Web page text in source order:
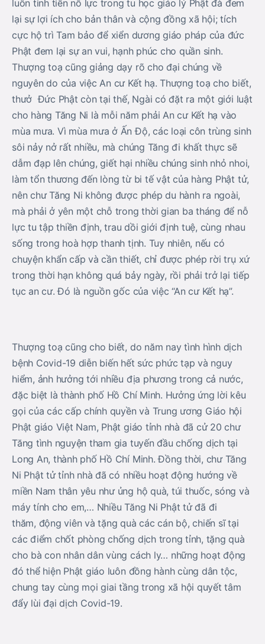
luôn tinh tiến nỗ lực trong tu học giáo lý Phật đà đem
lại sự lợi ích cho bản thân và cộng đồng xã hội; tích
cực hộ trì Tam bảo để xiển dương giáo pháp của đức
Phật đem lại sự an vui, hạnh phúc cho quần sinh.
Thượng toạ cũng giảng dạy rõ cho đại chúng về
nguyên do của việc An cư Kết hạ. Thượng toạ cho biết,
thưở Đức Phật còn tại thế, Ngài có đặt ra một giới luật
cho hàng Tăng Ni là mỗi năm phải An cư Kết hạ vào
mùa mưa. Vì mùa mưa ở Ấn Độ, các loại côn trùng sinh
sôi nảy nở rất nhiều, mà chúng Tăng đi khất thực sẽ
dẫm đạp lên chúng, giết hại nhiều chúng sinh nhỏ nhoi,
làm tổn thương đến lòng từ bi tế vật của hàng Phật tử,
nên chư Tăng Ni không được phép du hành ra ngoài,
mà phải ở yên một chỗ trong thời gian ba tháng để nỗ
lực tu tập thiền định, trau dồi giới định tuệ, cùng nhau
sống trong hoà hợp thanh tịnh. Tuy nhiên, nếu có
chuyện khẩn cấp và cần thiết, chỉ được phép rời trụ xứ
trong thời hạn không quá bảy ngày, rồi phải trở lại tiếp
tục an cư. Đó là nguồn gốc của việc “An cư Kết hạ”.
Thượng toạ cũng cho biết, do năm nay tình hình dịch
bệnh Covid-19 diễn biến hết sức phức tạp và nguy
hiểm, ảnh hưởng tới nhiều địa phương trong cả nước,
đặc biệt là thành phố Hồ Chí Minh. Hưởng ứng lời kêu
gọi của các cấp chính quyền và Trung ương Giáo hội
Phật giáo Việt Nam, Phật giáo tỉnh nhà đã cử 20 chư
Tăng tình nguyện tham gia tuyến đầu chống dịch tại
Long An, thành phố Hồ Chí Minh. Đồng thời, chư Tăng
Ni Phật tử tỉnh nhà đã có nhiều hoạt động hướng về
miền Nam thân yêu như ủng hộ quà, túi thuốc, sóng và
máy tính cho em,… Nhiều Tăng Ni Phật tử đã đi
thăm, động viên và tặng quà các cán bộ, chiến sĩ tại
các điểm chốt phòng chống dịch trong tỉnh, tặng quà
cho bà con nhân dân vùng cách ly… những hoạt động
đó thể hiện Phật giáo luôn đồng hành cùng dân tộc,
chung tay cùng mọi giai tầng trong xã hội quyết tâm
đẩy lùi đại dịch Covid-19.